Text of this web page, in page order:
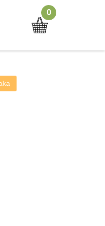
0